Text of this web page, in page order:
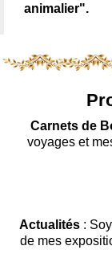
animalier".
Carnets de
voyages et
Actualités :
de mes